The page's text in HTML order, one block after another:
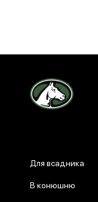
Для всадника
В конюшню